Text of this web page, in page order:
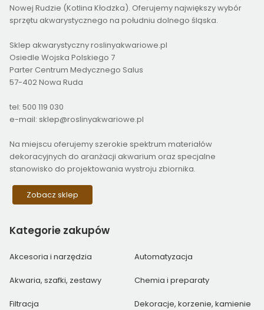
Nowej Rudzie (Kotlina Kłodzka). Oferujemy największy wybór
sprzętu akwarystycznego na południu dolnego śląska.
Sklep akwarystyczny roslinyakwariowe.pl
Osiedle Wojska Polskiego 7
Parter Centrum Medycznego Salus
57-402 Nowa Ruda
tel: 500 119 030
e-mail: sklep@roslinyakwariowe.pl
Na miejscu oferujemy szerokie spektrum materiałów
dekoracyjnych do aranżacji akwarium oraz specjalne
stanowisko do projektowania wystroju zbiornika.
Zobacz sklep
Kategorie zakupów
Akcesoria i narzędzia Automatyzacja
Akwaria, szafki, zestawy Chemia i preparaty
Filtracja Dekoracje, korzenie, kamienie